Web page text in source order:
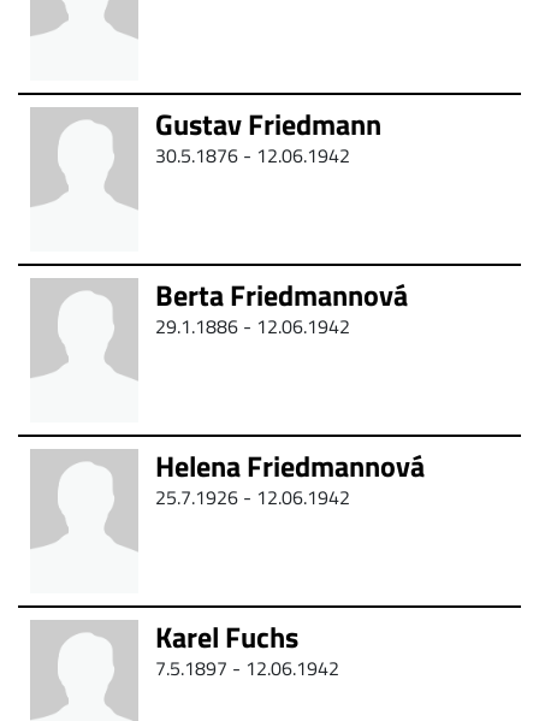
Gustav Friedmann
30.5.1876 - 12.06.1942
Berta Friedmannová
29.1.1886 - 12.06.1942
Helena Friedmannová
25.7.1926 - 12.06.1942
Karel Fuchs
7.5.1897 - 12.06.1942